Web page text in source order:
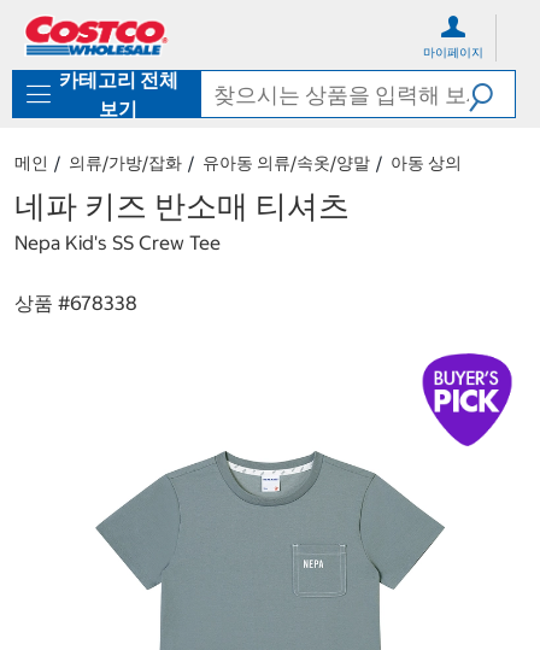
로
기
가
마이페이지
카테고리 전체
보기
메인 의류/가방/잡화 유아동 의류/속옷/양말 아동 상의
네파 키즈 반소매 티셔츠
Nepa Kid's SS Crew Tee
상품 #678338